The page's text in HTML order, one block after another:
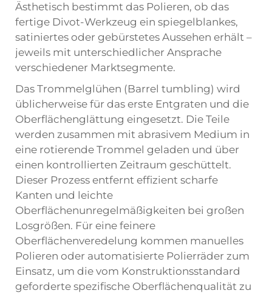
Ästhetisch bestimmt das Polieren, ob das
fertige Divot-Werkzeug ein spiegelblankes,
satiniertes oder gebürstetes Aussehen erhält –
jeweils mit unterschiedlicher Ansprache
verschiedener Marktsegmente.
Das Trommelglühen (Barrel tumbling) wird
üblicherweise für das erste Entgraten und die
Oberflächenglättung eingesetzt. Die Teile
werden zusammen mit abrasivem Medium in
eine rotierende Trommel geladen und über
einen kontrollierten Zeitraum geschüttelt.
Dieser Prozess entfernt effizient scharfe
Kanten und leichte
Oberflächenunregelmäßigkeiten bei großen
Losgrößen. Für eine feinere
Oberflächenveredelung kommen manuelles
Polieren oder automatisierte Polierräder zum
Einsatz, um die vom Konstruktionsstandard
geforderte spezifische Oberflächenqualität zu